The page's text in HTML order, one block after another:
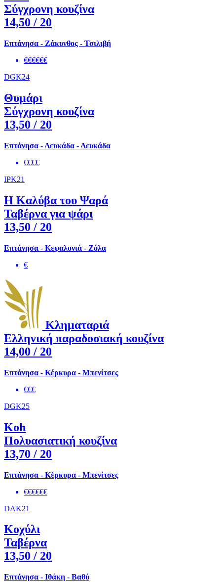
Σύγχρονη κουζίνα
14,50 / 20
Επτάνησα - Ζάκυνθος - Τσιλιβή
€€€€€€
DGK24
Θυμάρι
Σύγχρονη κουζίνα
13,50 / 20
Επτάνησα - Λευκάδα - Λευκάδα
€€€€
IPK21
Η Καλύβα του Ψαρά
Ταβέρνα για ψάρι
13,50 / 20
Επτάνησα - Κεφαλονιά - Ζόλα
€
Κληματαριά
Ελληνική παραδοσιακή κουζίνα
14,00 / 20
Επτάνησα - Κέρκυρα - Μπενίτσες
€€€
DGK25
Koh
Πολυασιατική κουζίνα
13,70 / 20
Επτάνησα - Κέρκυρα - Μπενίτσες
€€€€€€
DAK21
Κοχύλι
Ταβέρνα
13,50 / 20
Επτάνησα - Ιθάκη - Βαθύ